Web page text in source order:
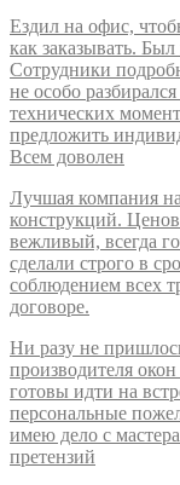
Ездил на офис,
как заказывать.
Сотрудники
не особо
технических
предложить
Всем доволен
Лучшая компания
конструкций.
вежливый, всегда
сделали строго в
соблюдением всех
договоре.
Ни разу не
производителя
готовы идти на
персональные
имею дело с
претензий